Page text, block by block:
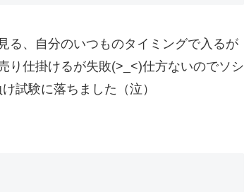
る、自分のいつものタイミングで入るが
り仕掛けるが失敗(>_<)仕方ないのでソシ
試験に落ちました（泣）